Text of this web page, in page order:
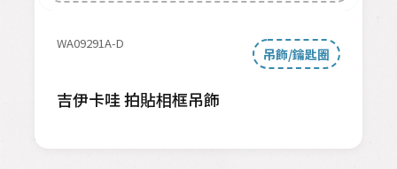
WA09291A-D
吊飾/鑰匙圈
吉伊卡哇 拍貼相框吊飾